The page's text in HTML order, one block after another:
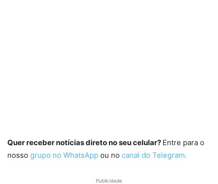
Quer receber notícias direto no seu celular? Entre para o
nosso grupo no WhatsApp ou no canal do Telegram.
Publicidade